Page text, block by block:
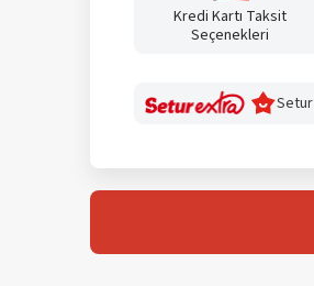
Kredi Kartı Taksit
Seçenekleri
Setur